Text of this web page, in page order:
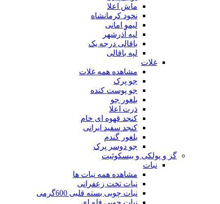
ماش اعلا
نخود کرمانشاه
لیمو امانی
لپه آذرشهر
باقالی درجه یک
لپه باقالی
غلات
مشاهده همه غلات
جو پرک
جو پوست کنده
بلغور جو
ذرت اعلا
کنجد قهوه ای خام
کنجد سفید ایرانی
بلغور گندم
جو دوسر پرک
گز و پولکی و بیسکوئیت
نبات
مشاهده همه نبات ها
نبات تخت زعفرانی
نبات چوبی بسته قلبی 600گرمی
نبات چوبی فله ای